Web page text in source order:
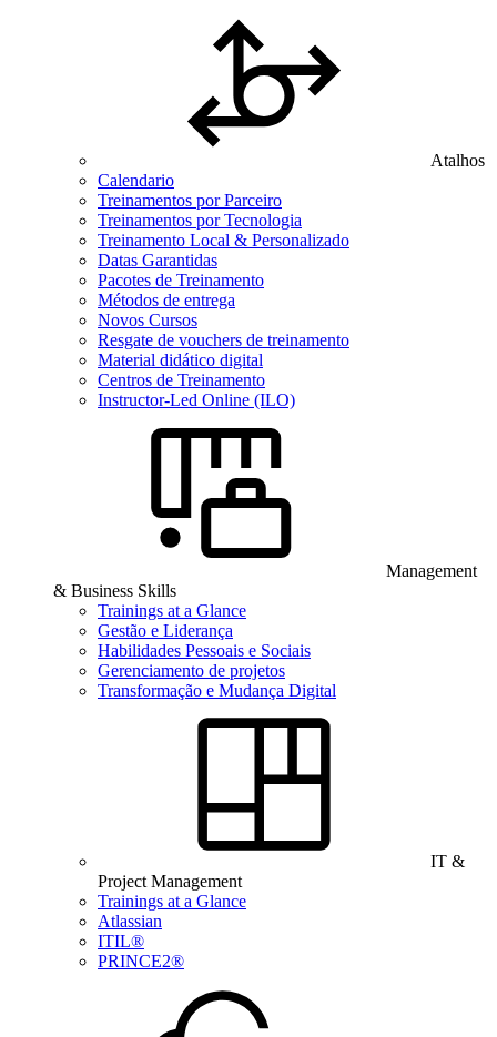
Atalhos
Calendario
Treinamentos por Parceiro
Treinamentos por Tecnologia
Treinamento Local & Personalizado
Datas Garantidas
Pacotes de Treinamento
Métodos de entrega
Novos Cursos
Resgate de vouchers de treinamento
Material didático digital
Centros de Treinamento
Instructor-Led Online (ILO)
Management
& Business Skills
Trainings at a Glance
Gestão e Liderança
Habilidades Pessoais e Sociais
Gerenciamento de projetos
Transformação e Mudança Digital
IT &
Project Management
Trainings at a Glance
Atlassian
ITIL®
PRINCE2®